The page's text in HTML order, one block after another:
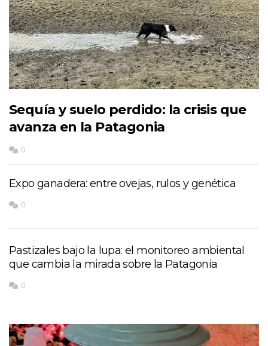
Sequía y suelo perdido: la crisis que
avanza en la Patagonia
0
Expo ganadera: entre ovejas, rulos y genética
0
Pastizales bajo la lupa: el monitoreo ambiental
que cambia la mirada sobre la Patagonia
0